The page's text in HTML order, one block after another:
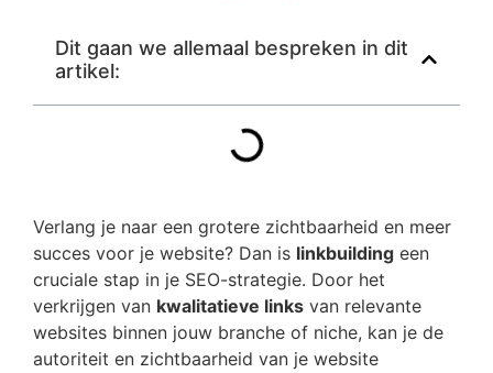
Dit gaan we allemaal bespreken in dit
artikel:
Verlang je naar een grotere zichtbaarheid en meer
succes voor je website? Dan is linkbuilding een
cruciale stap in je SEO-strategie. Door het
verkrijgen van kwalitatieve links van relevante
websites binnen jouw branche of niche, kan je de
autoriteit en zichtbaarheid van je website